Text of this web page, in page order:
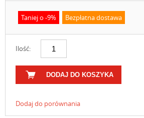
Taniej o -9% Bezpłatna dostawa
Ilość:
DODAJ DO KOSZYKA
Dodaj do porównania